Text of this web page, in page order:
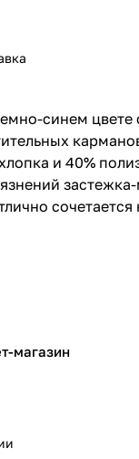
синем
и 40%
магазин